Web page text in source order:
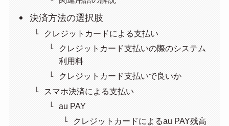
決済方法の選択肢
クレジットカードによる支払い
クレジットカード支払いの際のシステム
利用料
クレジットカード支払いで良いか
スマホ決済による支払い
au PAY
クレジットカードによるau PAY残高